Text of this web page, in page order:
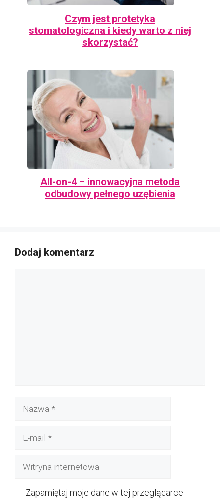
Czym jest protetyka
stomatologiczna i kiedy warto z niej
skorzystać?
All-on-4 – innowacyjna metoda
odbudowy pełnego uzębienia
Dodaj komentarz
Nazwa
Witryna
Zapamiętaj moje dane w tej przeglądarce